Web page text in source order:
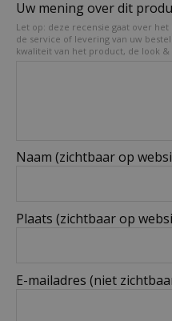
Uw mening over dit
Let op: deze recensie gaat over
de service of levering van uw
kwaliteit van het product, de look
Naam (zichtbaar op
Plaats (zichtbaar op
E-mailadres (niet